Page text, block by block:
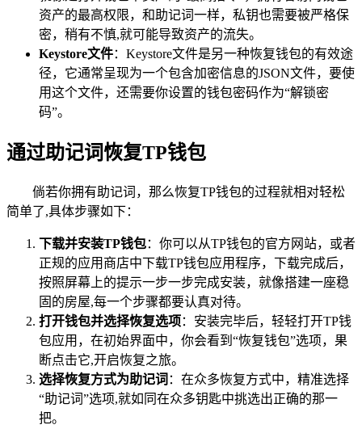
资产的最高权限，和助记词一样，私钥也需要被严格保
密，稍有不慎,就可能导致资产的流失。
Keystore文件：Keystore文件是另一种恢复钱包的有效途
径，它通常呈现为一个包含加密信息的JSON文件，要使
用这个文件，还需要你设置的钱包密码作为“解锁密
码”。
通过助记词恢复TP钱包
倘若你拥有助记词，那么恢复TP钱包的过程就相对轻松
简单了,具体步骤如下：
下载并安装TP钱包：你可以从TP钱包的官方网站，或者
正规的应用商店中下载TP钱包应用程序，下载完成后，
按照屏幕上的提示一步一步完成安装，就像搭建一座稳
固的房屋,每一个步骤都要认真对待。
打开钱包并选择恢复选项 ：安装完毕后，轻轻打开TP钱
包应用，在初始界面中，你会看到“恢复钱包”选项，果
断点击它,开启恢复之旅。
选择恢复方式为助记词 ：在众多恢复方式中，精准选择
“助记词”选项,就如同在众多钥匙中挑选出正确的那一
把。